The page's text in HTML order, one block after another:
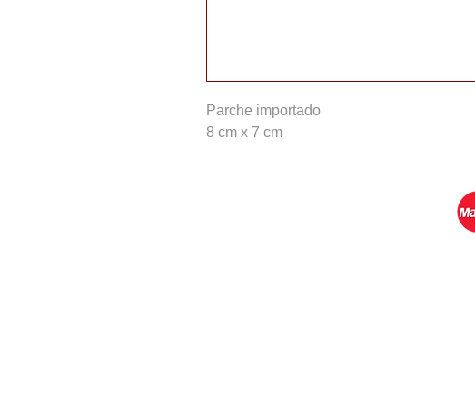
Parche importado
8 cm x 7 cm